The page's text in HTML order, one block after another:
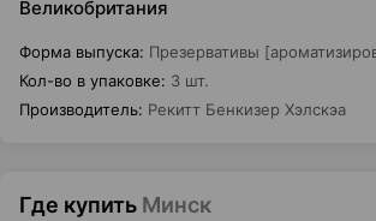
Великобритания
Форма выпуска: Презервативы
Кол-во в упаковке: 3 шт.
Производитель: Рекитт Бенкизер Хэлскэа
Где купить Минск